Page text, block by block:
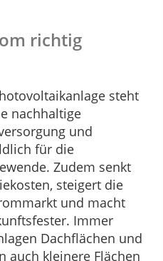
richtig
steht
nachhaltige
und
für die
Zudem senkt
steigert die
und macht
Immer
Dachflächen und
auch kleinere Flächen